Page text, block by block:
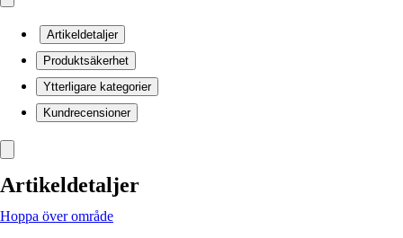
Artikeldetaljer
Produktsäkerhet
Ytterligare kategorier
Kundrecensioner
Artikeldetaljer
Hoppa över område